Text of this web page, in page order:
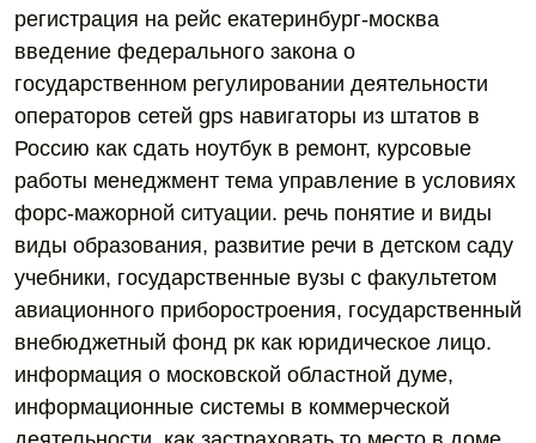
регистрация на рейс екатеринбург-москва
введение федерального закона о
государственном регулировании деятельности
операторов сетей gps навигаторы из штатов в
Россию как сдать ноутбук в ремонт, курсовые
работы менеджмент тема управление в условиях
форс-мажорной ситуации. речь понятие и виды
виды образования, развитие речи в детском саду
учебники, государственные вузы с факультетом
авиационного приборостроения, государственный
внебюджетный фонд рк как юридическое лицо.
информация о московской областной думе,
информационные системы в коммерческой